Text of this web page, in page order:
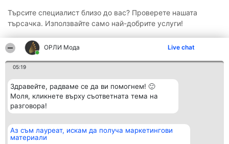
ОРЛИ Мода Live chat
05:19
Здравейте, радваме се да ви помогнем! 🙂
Моля, кликнете върху съответната тема на
разговора!
Аз съм лауреат, искам да получа маркетингови
материали
Търсите специалист близо до вас? Проверете нашата
търсачка. Използвайте само най-добрите услуги!
Организатор на
класиране
Класация Контакти